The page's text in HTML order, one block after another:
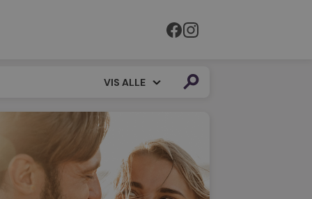
VIS ALLE